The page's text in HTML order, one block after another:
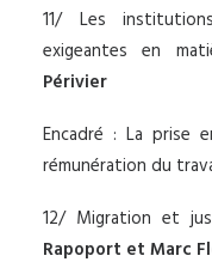
11/ Les
exigeantes en
Périvier
Encadré : La prise
rémunération du
12/ Migration et
Rapoport et Marc